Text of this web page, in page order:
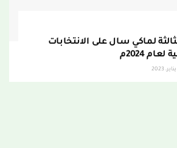
لماكي سال على الانتخابات
2024م